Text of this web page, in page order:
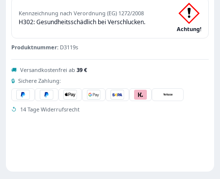
Kennzeichnung nach Verordnung (EG) 1272/2008
H302: Gesundheitsschädlich bei Verschlucken.
Achtung!
Produktnummer: D3119s
🚚 Versandkostenfrei ab 39 €
🔒 Sichere Zahlung:
↺ 14 Tage Widerrufsrecht